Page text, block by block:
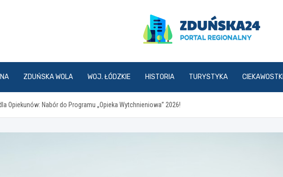
zdunska24.pl
ZDUŃSKA WOLA WOJ. ŁÓDZKIE HISTORIA TURYSTYKA CIEKAWOSTKI
Opiekunów: Nabór do Programu „Opieka Wytchnieniowa” 2026!